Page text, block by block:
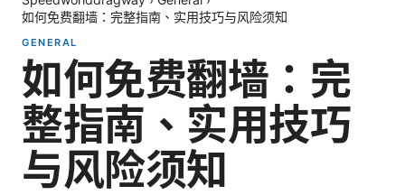
如何免费翻墙：完整指南、实用技巧与风险须知
GENERAL
如何免费翻墙：完
整指南、实用技巧
与风险须知